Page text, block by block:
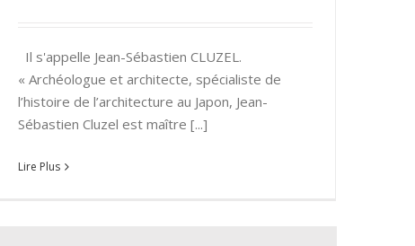
Il s'appelle Jean-Sébastien CLUZEL.
« Archéologue et architecte, spécialiste de
l’histoire de l’architecture au Japon, Jean-
Sébastien Cluzel est maître [...]
Lire Plus